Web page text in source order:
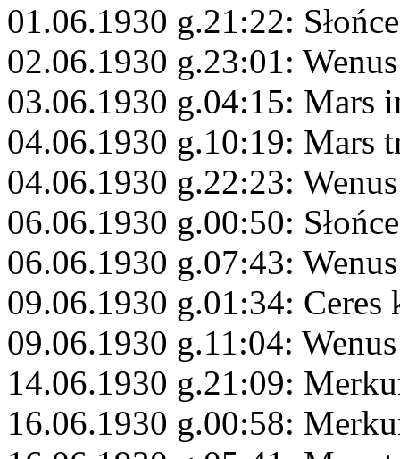
01.06.1930 g.21:22:
02.06.1930 g.23:01:
03.06.1930 g.04:15: Mars
04.06.1930 g.10:19: Mars
04.06.1930 g.22:23:
06.06.1930 g.00:50:
06.06.1930 g.07:43:
09.06.1930 g.01:34: Ceres
09.06.1930 g.11:04:
14.06.1930 g.21:09:
16.06.1930 g.00:58: